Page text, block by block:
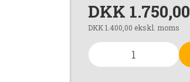
DKK 1.750,00
DKK 1.400,00 ekskl. moms